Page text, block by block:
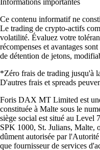
Memecoins : définition,
Nés de blagues virales et
milliards, les memecoins se
les plus marquants de
fonctionnent, pourquoi ils
Learn more
Voir les articles
Une plateforme
mondiale
Des millions d'utilisateurs